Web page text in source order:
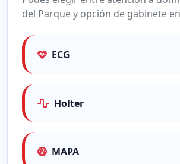
del Parque y opción de gabinete
ECG
Holter
MAPA